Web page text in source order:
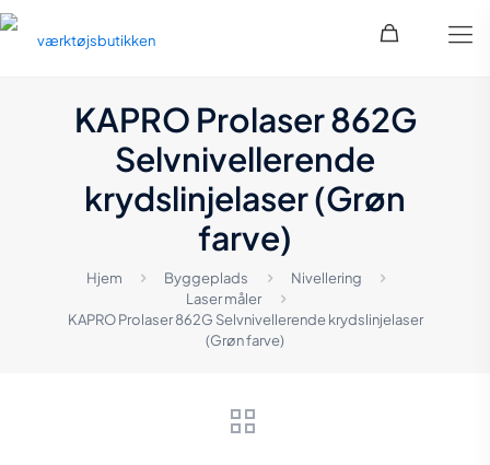
KAPRO Prolaser 862G
Selvnivellerende
krydslinjelaser (Grøn
farve)
Hjem Byggeplads
Nivellering
Laser måler
KAPRO Prolaser 862G Selvnivellerende krydslinjelaser
(Grøn farve)